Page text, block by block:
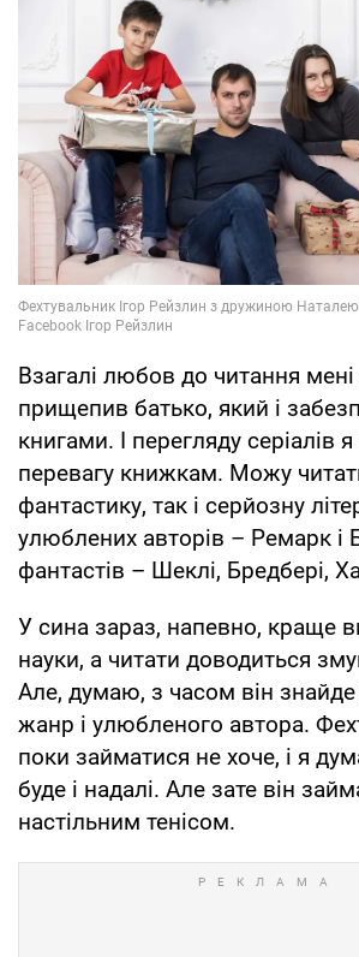
Взагалі любов до читання
прищепив батько, який і
книгами. І перегляду серіалів
перевагу книжкам. Можу
фантастику, так і серйозну
улюблених авторів – Ремарк і
фантастів – Шеклі, Бредбері,
У сина зараз, напевно, краще
науки, а читати доводиться
Але, думаю, з часом він
жанр і улюбленого автора.
поки займатися не хоче, і я
буде і надалі. Але зате він
настільним тенісом.